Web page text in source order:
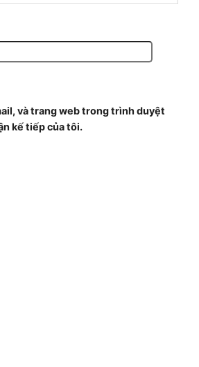
và trang web trong trình duyệt
kế tiếp của tôi.